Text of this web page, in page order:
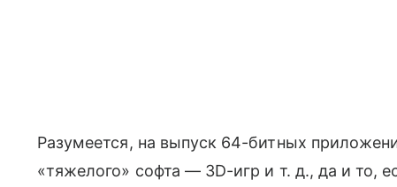
Разумеется, на выпуск 64-битных
«тяжелого» софта — 3D-игр и т. д., да и то,